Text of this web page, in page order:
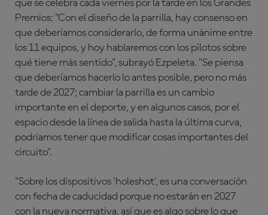
que se celebra cada viernes por la tarde en los Grandes
Premios: "Con el diseño de la parrilla, hay consenso en
que deberíamos considerarlo, de forma unánime entre
los 11 equipos, y hoy hablaremos con los pilotos sobre
qué tiene más sentido", subrayó Ezpeleta. "Se piensa
que deberíamos hacerlo lo antes posible, pero no más
tarde de 2027; cambiar la parrilla es un cambio
importante en el deporte, y en algunos casos, por el
espacio desde la línea de salida hasta la última curva,
podríamos tener que modificar cosas importantes del
circuito".
"Sobre los dispositivos 'holeshot', es una conversación
con fecha de caducidad porque no estarán en 2027
con la nueva normativa, así que es algo sobre lo que